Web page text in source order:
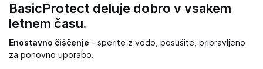
BasicProtect deluje dobro v vsakem
letnem času.
Enostavno čiščenje - sperite z vodo, posušite, pripravljeno
za ponovno uporabo.